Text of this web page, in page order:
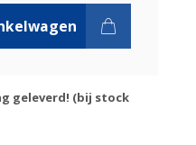
geleverd! (bij stock